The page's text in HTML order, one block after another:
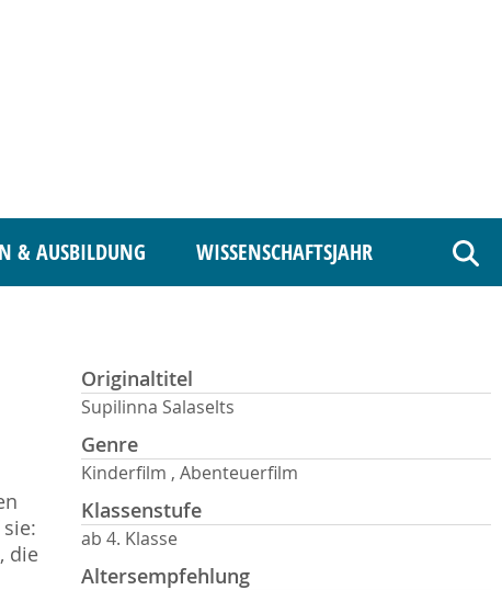
& AUSBILDUNG WISSENSCHAFTSJAHR
die
Originaltitel
Supilinna Salaselts
Genre
Kinderfilm , Abenteuerfilm
Klassenstufe
ab 4. Klasse
Altersempfehlung